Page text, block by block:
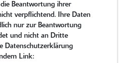
Beantwortung ihrer
verpflichtend. Ihre Daten
nur zur Beantwortung
und nicht an Dritte
Datenschutzerklärung
Link: